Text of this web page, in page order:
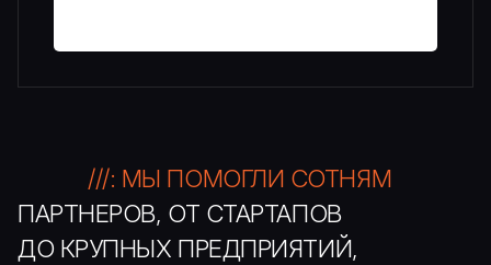
///: МЫ ПОМОГЛИ СОТНЯМ
ПАРТНЕРОВ, ОТ СТАРТАПОВ
ДО КРУПНЫХ ПРЕДПРИЯТИЙ,